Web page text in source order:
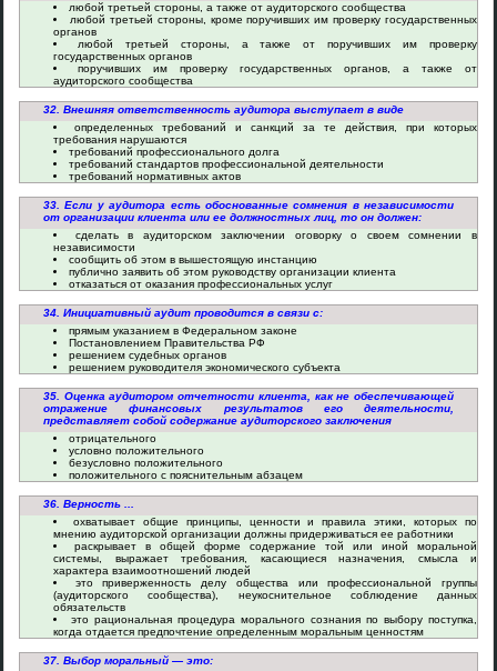
любой третьей стороны, а также от аудиторского сообщества
любой третьей стороны, кроме поручивших им проверку государственных
органов
любой третьей стороны, а также от поручивших им проверку
государственных органов
поручивших им проверку государственных органов, а также от
аудиторского сообщества
32. Внешняя ответственность аудитора выступает в виде
определенных требований и санкций за те действия, при которых
требования нарушаются
требований профессионального долга
требований стандартов профессиональной деятельности
требований нормативных актов
33. Если у аудитора есть обоснованные сомнения в независимости
от организации клиента или ее должностных лиц, то он должен:
сделать в аудиторском заключении оговорку о своем сомнении в
независимости
сообщить об этом в вышестоящую инстанцию
публично заявить об этом руководству организации клиента
отказаться от оказания профессиональных услуг
34. Инициативный аудит проводится в связи с:
прямым указанием в Федеральном законе
Постановлением Правительства РФ
решением судебных органов
решением руководителя экономического субъекта
35. Оценка аудитором отчетности клиента, как не обеспечивающей
отражение финансовых результатов его деятельности,
представляет собой содержание аудиторского заключения
отрицательного
условно положительного
безусловно положительного
положительного с пояснительным абзацем
36. Верность ...
охватывает общие принципы, ценности и правила этики, которых по
мнению аудиторской организации должны придерживаться ее работники
раскрывает в общей форме содержание той или иной моральной
системы, выражает требования, касающиеся назначения, смысла и
характера взаимоотношений людей
это приверженность делу общества или профессиональной группы
(аудиторского сообщества), неукоснительное соблюдение данных
обязательств
это рациональная процедура морального сознания по выбору поступка,
когда отдается предпочтение определенным моральным ценностям
37. Выбор моральный — это: